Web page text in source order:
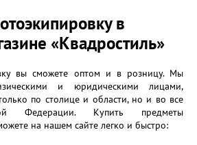
в
«Квадростиль»
вы сможете оптом и в розницу. Мы
и юридическими лицами,
по столице и области, но и во все
Федерации. Купить предметы
на нашем сайте легко и быстро: